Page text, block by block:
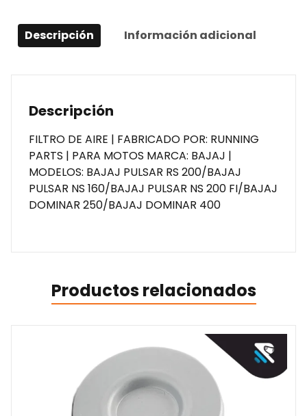
Descripción Información adicional
Descripción
FILTRO DE AIRE | FABRICADO POR: RUNNING
PARTS | PARA MOTOS MARCA: BAJAJ |
MODELOS: BAJAJ PULSAR RS 200/BAJAJ
PULSAR NS 160/BAJAJ PULSAR NS 200 FI/BAJAJ
DOMINAR 250/BAJAJ DOMINAR 400
Productos relacionados